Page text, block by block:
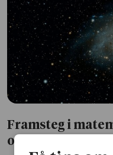
Framsteg i
om universums